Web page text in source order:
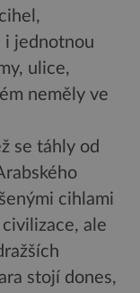
i jednotnou
ulice,
neměly ve
se táhly od
cihlami
ale
stojí dones,